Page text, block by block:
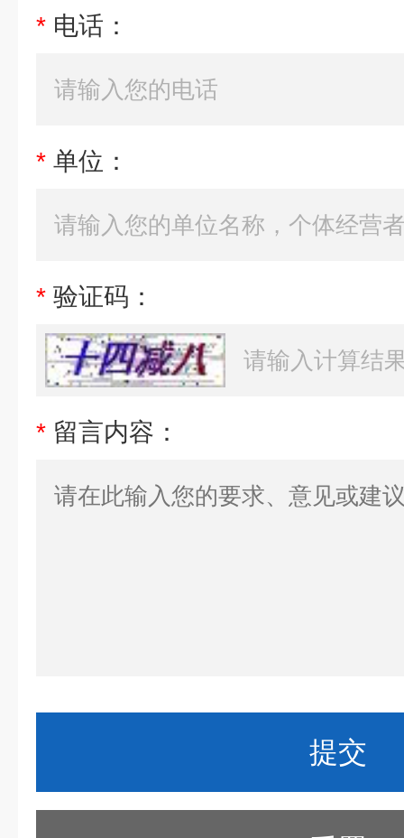
* 电话：
* 单位：
* 验证码：
* 留言内容：